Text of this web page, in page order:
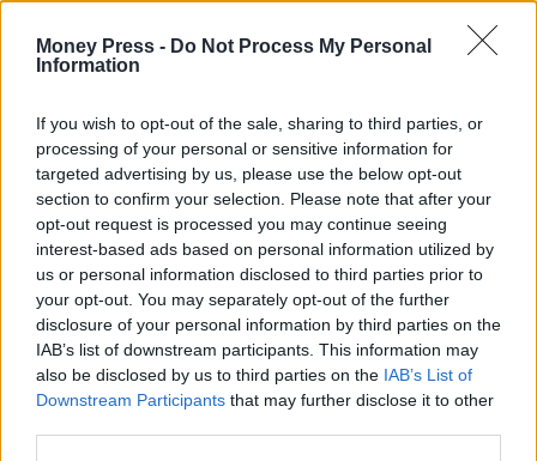
Money Press - Do Not Process My Personal
Information
If you wish to opt-out of the sale, sharing to third parties, or
processing of your personal or sensitive information for
targeted advertising by us, please use the below opt-out
section to confirm your selection. Please note that after your
opt-out request is processed you may continue seeing
interest-based ads based on personal information utilized by
us or personal information disclosed to third parties prior to
your opt-out. You may separately opt-out of the further
disclosure of your personal information by third parties on the
IAB’s list of downstream participants. This information may
also be disclosed by us to third parties on the IAB’s List of
Downstream Participants that may further disclose it to other